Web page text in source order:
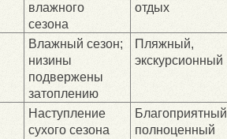
влажного
сезона
отдых
Влажный сезон;
низины
подвержены
затоплению
Пляжный,
экскурсионный
Наступление
сухого сезона
Благоприятный
полноценный